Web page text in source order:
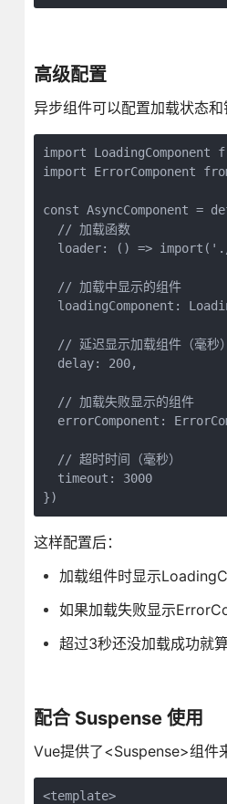
高级配置
异步组件可以配置加载状态和
import
import ErrorComponent
const AsyncComponent =
  // 加载函数
loader: () =>
  // 加载中显示的组件
loadingComponent:
  // 延迟显示加载组件（毫秒）
  delay: 200,
  // 加载失败显示的组件
errorComponent:
  // 超时时间（毫秒）
  timeout: 3000
})
这样配置后：
加载组件时显示
如果加载失败显示
超过3秒还没加载成功就
配合 Suspense 使用
Vue提供了<Suspense>组件
<template>